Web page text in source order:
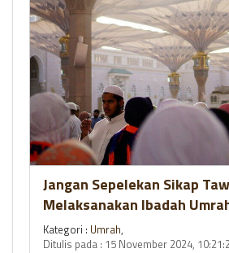
Jangan Sepelekan Sikap
Melaksanakan Ibadah
Suci
Kategori : Umrah,
Ditulis pada : 15 November 2024,